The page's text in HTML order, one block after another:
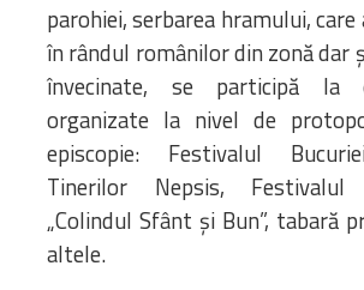
parohiei, serbarea hramului, care
în rândul românilor din zonă dar
învecinate, se participă la
organizate la nivel de
episcopie: Festivalul
Tinerilor Nepsis,
„Colindul Sfânt și Bun”, tabară
altele.